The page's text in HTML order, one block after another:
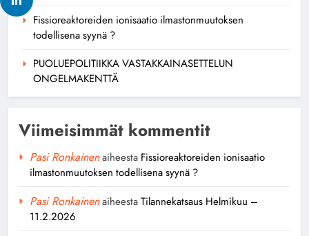
Fissioreaktoreiden ionisaatio ilmastonmuutoksen
todellisena syynä ?
PUOLUEPOLITIIKKA VASTAKKAINASETTELUN
ONGELMAKENTTÄ
Viimeisimmät kommentit
Pasi Ronkainenaiheesta Fissioreaktoreiden ionisaatio
ilmastonmuutoksen todellisena syynä ?
Pasi RonkainenaiheestaTilannekatsaus Helmikuu –
11.2.2026